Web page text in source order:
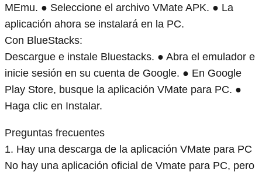
MEmu. ● Seleccione el archivo VMate APK. ● La
aplicación ahora se instalará en la PC.
Con BlueStacks:
Descargue e instale Bluestacks. ● Abra el emulador e
inicie sesión en su cuenta de Google. ● En Google
Play Store, busque la aplicación VMate para PC. ●
Haga clic en Instalar.
Preguntas frecuentes
1. Hay una descarga de la aplicación VMate para PC
No hay una aplicación oficial de Vmate para PC, pero